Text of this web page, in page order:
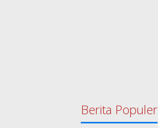
Berita Populer